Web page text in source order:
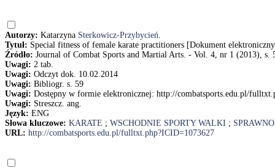
Autorzy: Katarzyna Sterkowicz-Przybycień.
Tytuł: Special fitness of female karate practitioners [Dokument
Źródło: Journal of Combat Sports and Martial Arts. - Vol. 4, nr 1 (2013), s.
Uwagi: 2 tab.
Uwagi: Odczyt dok. 10.02.2014
Uwagi: Bibliogr. s. 59
Uwagi: Dostępny w formie elektronicznej: http://combatsports.edu.pl/
Uwagi: Streszcz. ang.
Język: ENG
Słowa kluczowe: KARATE ; WSCHODNIE SPORTY WALKI ;
URL: http://combatsports.edu.pl/fulltxt.php?ICID=1073627